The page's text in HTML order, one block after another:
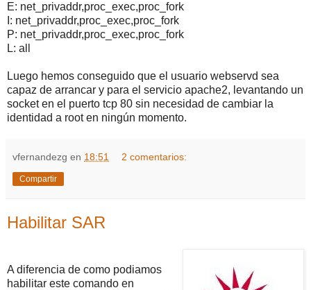
E: net_privaddr,proc_exec,proc_fork
I: net_privaddr,proc_exec,proc_fork
P: net_privaddr,proc_exec,proc_fork
L: all
Luego hemos conseguido que el usuario webservd sea
capaz de arrancar y para el servicio apache2, levantando un
socket en el puerto tcp 80 sin necesidad de cambiar la
identidad a root en ningún momento.
vfernandezg en 18:51 2 comentarios:
Compartir
Habilitar SAR
A diferencia de como podiamos
habilitar este comando en